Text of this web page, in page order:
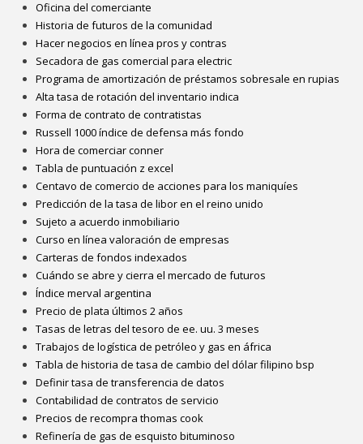
Oficina del comerciante
Historia de futuros de la comunidad
Hacer negocios en línea pros y contras
Secadora de gas comercial para electric
Programa de amortización de préstamos sobresale en rupias
Alta tasa de rotación del inventario indica
Forma de contrato de contratistas
Russell 1000 índice de defensa más fondo
Hora de comerciar conner
Tabla de puntuación z excel
Centavo de comercio de acciones para los maniquíes
Predicción de la tasa de libor en el reino unido
Sujeto a acuerdo inmobiliario
Curso en línea valoración de empresas
Carteras de fondos indexados
Cuándo se abre y cierra el mercado de futuros
Índice merval argentina
Precio de plata últimos 2 años
Tasas de letras del tesoro de ee. uu. 3 meses
Trabajos de logística de petróleo y gas en áfrica
Tabla de historia de tasa de cambio del dólar filipino bsp
Definir tasa de transferencia de datos
Contabilidad de contratos de servicio
Precios de recompra thomas cook
Refinería de gas de esquisto bituminoso